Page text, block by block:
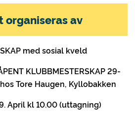
med sosial kveld
KLUBBMESTERSKAP 29-
hos Tore Haugen, Kyllobakken
April kl 10.00 (uttagning)
organiseras av